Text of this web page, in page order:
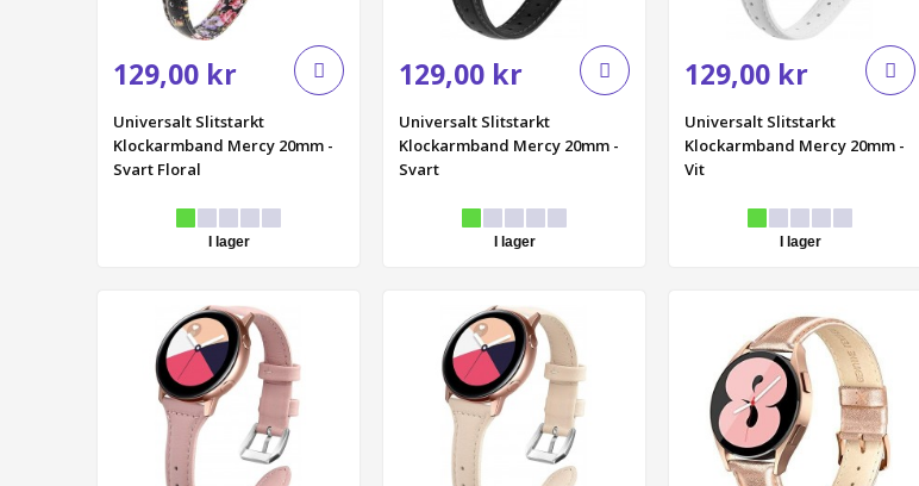
129,00 kr
Universalt Slitstarkt
Klockarmband Mercy 20mm -
Svart Floral
I lager
129,00 kr
Universalt Slitstarkt
Klockarmband Mercy 20mm -
Svart
I lager
129,00 kr
Universalt Slitstarkt
Klockarmband Mercy 20mm -
Vit
I lager